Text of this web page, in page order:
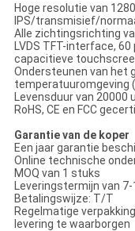
Hoge resolutie van
IPS/transmisief/
Alle zichtingsrichting
LVDS TFT-interface,
capacitieve
Ondersteunen van het
temperatuuromgeving
Levensduur van 20000
RoHS, CE en FCC
Garantie van de koper
Een jaar garantie
Online technische
MOQ van 1 stuks
Leveringstermijn van
Betalingswijze: T/T
Regelmatige
levering te waarborgen